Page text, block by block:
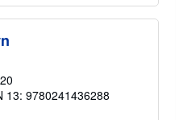
13: 9780241436288